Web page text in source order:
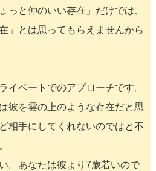
と仲のいい存在」だけでは、
」とは思ってもらえませんから
イベートでのアプローチです。
彼を雲の上のような存在だと思
相手にしてくれないのではと不
。あなたは彼より7歳若いので